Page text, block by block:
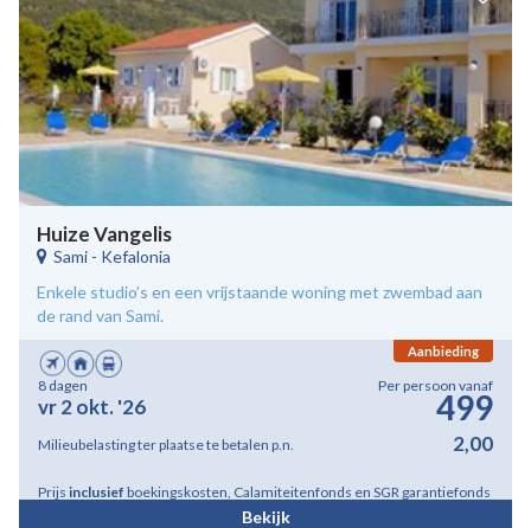
Huize Vangelis
Sami - Kefalonia
Enkele studio’s en een vrijstaande woning met zwembad aan
de rand van Sami.
Aanbieding
8 dagen
vr 2 okt. '26
Per persoon vanaf
499
Milieubelasting ter plaatse te betalen p.n. 2,00
Prijs inclusief boekingskosten, Calamiteitenfonds en SGR garantiefonds
Bekijk